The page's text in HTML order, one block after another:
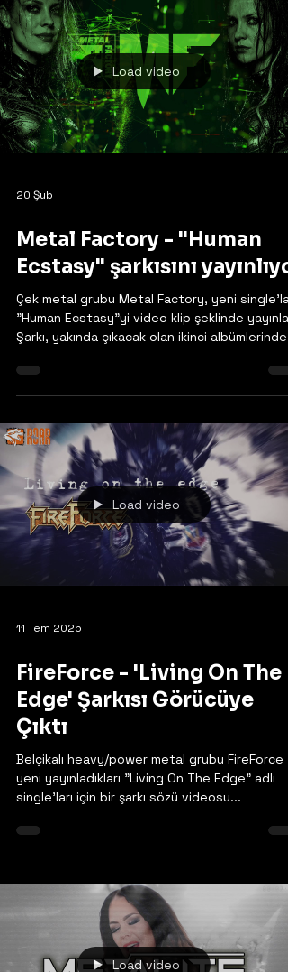
Grubun açıklaması: "Yıllardır bu konuda
anlaşmazlık yaşayan Vicious Rumors, uzun
süredir grubun davulcusu olan Larry Howe ile
artık turneye çıkmayacak. Grup olarak Larry'nin
kişisel siyasi hedeflerine hiçbir zaman
katılmadık. Orijinal bir üyenin ayrılmas
Load video
20 Şub
Metal Factory - "Human
Ecstasy" şarkısını
Çek metal grubu Metal Factory, yeni single'ları
"Human Ecstasy"yi video klip şeklinde
açıklanacak.
https://www.facebook.com/
Load video
11 Tem 2025
FireForce - 'Living On The
Edge' Şarkısı Görücüye
Çıktı
Belçikalı heavy/power metal grubu FireForce
yeni yayınladıkları "Living On The Edge" adlı